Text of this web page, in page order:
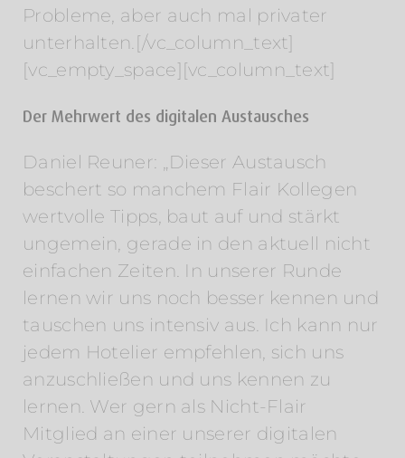
Probleme, aber auch mal privater
unterhalten.[/vc_column_text]
[vc_empty_space][vc_column_text]
Der Mehrwert des digitalen Austausches
Daniel Reuner: „Dieser Austausch
beschert so manchem Flair Kollegen
wertvolle Tipps, baut auf und stärkt
ungemein, gerade in den aktuell nicht
einfachen Zeiten. In unserer Runde
lernen wir uns noch besser kennen und
tauschen uns intensiv aus. Ich kann nur
jedem Hotelier empfehlen, sich uns
anzuschließen und uns kennen zu
lernen. Wer gern als Nicht-Flair
Mitglied an einer unserer digitalen